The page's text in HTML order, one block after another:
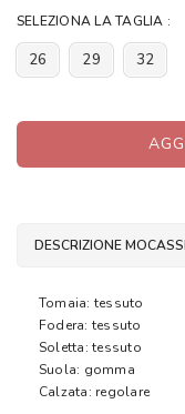
SELEZIONA LA TAGLIA :
26 29 32
DESCRIZIONE
Tomaia: tessuto
Fodera: tessuto
Soletta: tessuto
Suola: gomma
Calzata: regolare